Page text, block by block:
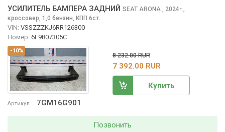
-10%
Артикул 7GM16G901
УСИЛИТЕЛЬ БАМПЕРА ЗАДНИЙ SEAT ARONA , 2024г.,
кроссовер, 1,0 бензин, КПП 6ст.
VIN: VSSZZZKJ6RR126300
Номер: 6F9807305C
8 232.00 RUR
7 392.00 RUR
Купить
Позвонить